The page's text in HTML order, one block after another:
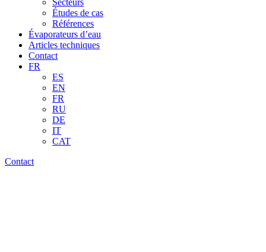
Secteurs
Études de cas
Références
Évaporateurs d’eau
Articles techniques
Contact
FR
ES
EN
FR
RU
DE
IT
CAT
Contact